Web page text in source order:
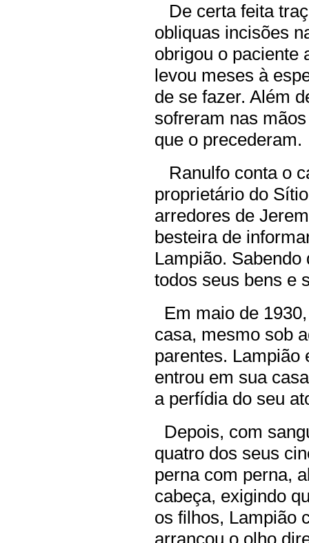
De certa feita
obliquas incisões
obrigou o paciente
levou meses à
de se fazer. Além
sofreram nas
que o precederam.
Ranulfo conta o
proprietário do
arredores de
besteira de
Lampião.
todos seus bens e
Em maio de
casa, mesmo sob
parentes. Lampião
entrou em sua
a perfídia do seu
Depois, com
quatro dos seus
perna com perna,
cabeça, exigindo
os filhos, Lampião